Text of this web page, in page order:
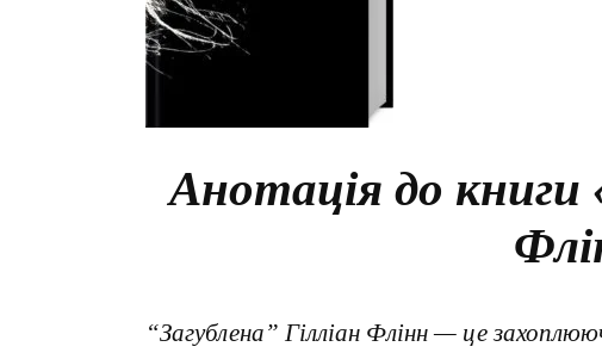
Анотація до книги
“Загублена” Гілліан Флінн — це